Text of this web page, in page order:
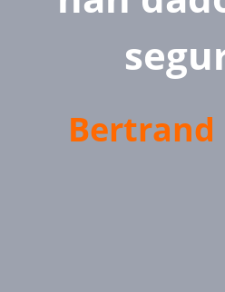
Bertrand